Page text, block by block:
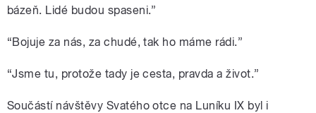
bázeň. Lidé budou spaseni.”
“Bojuje za nás, za chudé, tak ho máme rádi.”
“Jsme tu, protože tady je cesta, pravda a život.”
Součástí návštěvy Svatého otce na Luníku IX byl i